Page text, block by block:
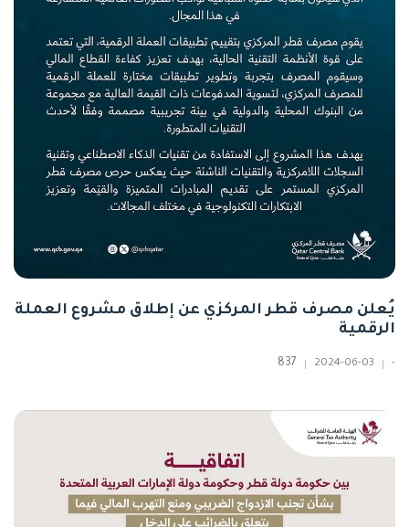
يُعلن مصرف قطر المركزي عن إطلاق مشروع العملة
الرقمية
-
2024-06-03
837